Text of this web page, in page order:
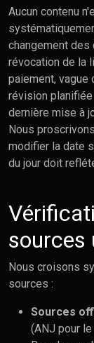
Aucun contenu
changement des
révocation de la
paiement, vague
révision
dernière mise à
Nous
modifier la date
du jour doit
sources
Nous croisons
sources :
Sources
(ANJ pour le